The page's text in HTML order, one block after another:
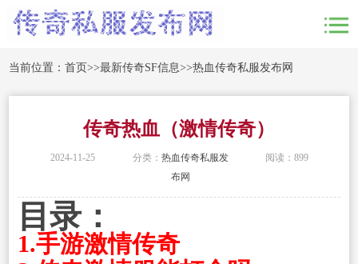
当前位置：首页>>最新传奇SF信息>>热血传奇私服发布网
传奇热血（激情传奇）
2024-11-25 分类： 热血传奇私服发
布网
阅读：899
目录：
1.手游激情传奇